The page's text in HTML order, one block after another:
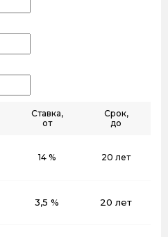
Ставка,
от
Срок,
до
14 % 20 лет
3,5 % 20 лет